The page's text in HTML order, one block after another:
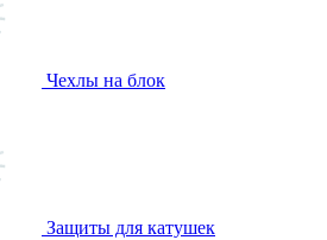
Чехлы на блок
Защиты для катушек